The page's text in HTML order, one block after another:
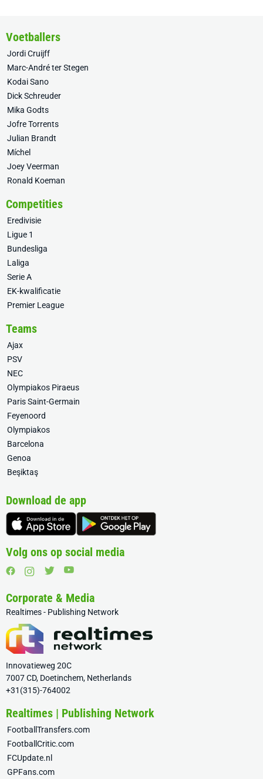
Voetballers
Jordi Cruijff
Marc-André ter Stegen
Kodai Sano
Dick Schreuder
Mika Godts
Jofre Torrents
Julian Brandt
Míchel
Joey Veerman
Ronald Koeman
Competities
Eredivisie
Ligue 1
Bundesliga
Laliga
Serie A
EK-kwalificatie
Premier League
Teams
Ajax
PSV
NEC
Olympiakos Piraeus
Paris Saint-Germain
Feyenoord
Olympiakos
Barcelona
Genoa
Beşiktaş
Download de app
Volg ons op social media
Corporate & Media
Realtimes - Publishing Network
Innovatieweg 20C
7007 CD, Doetinchem, Netherlands
+31(315)-764002
Realtimes | Publishing Network
FootballTransfers.com
FootballCritic.com
FCUpdate.nl
GPFans.com